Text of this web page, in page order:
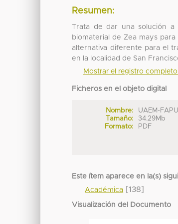
Resumen:
Trata de dar una solución
biomaterial de Zea mays
alternativa diferente para el
en la localidad de San
Mostrar el registro
Ficheros en el objeto digital
Nombre:
UAEM-
Tamaño:
34.29Mb
Formato:
PDF
Este ítem aparece en la(s)
Académica [138]
Visualización del Documento